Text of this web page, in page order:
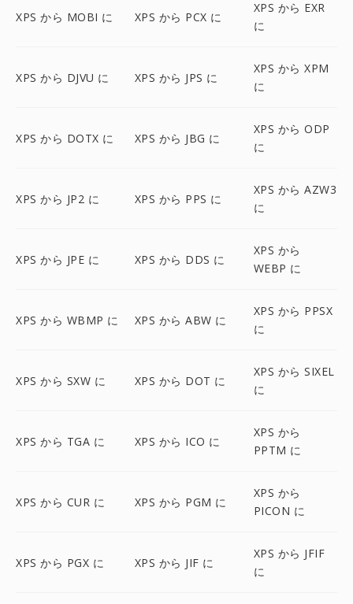
XPS から MOBI に XPS から PCX に
XPS から EXR
に
XPS から DJVU に XPS から JPS に
XPS から XPM
に
XPS から DOTX に XPS から JBG に
XPS から ODP
に
XPS から JP2 に XPS から PPS に
XPS から AZW3
に
XPS から JPE に XPS から DDS に
XPS から
WEBP に
XPS から WBMP に XPS から ABW に
XPS から PPSX
に
XPS から SXW に XPS から DOT に
XPS から SIXEL
に
XPS から TGA に XPS から ICO に
XPS から
PPTM に
XPS から CUR に XPS から PGM に
XPS から
PICON に
XPS から PGX に XPS から JIF に
XPS から JFIF
に